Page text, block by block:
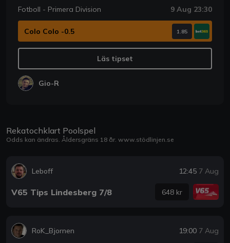
Fotboll - Primera Division 9 Aug 23:30
Colo Colo -0.5 1.85
Läs tipset
Gio-R
Rekatochklart Poolspel
Odds kan ändras. Åldersgräns 18 år. www.stödlinjen.se
Leboff 12:45 7 Aug
V65 Tips Lindesberg 7/8 648 kr
RoK_Bjornen 19:00 7 Aug